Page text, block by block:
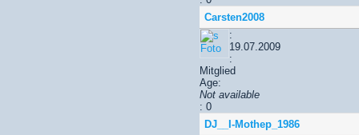
Carsten2008
:
19.07.2009
:
Mitglied
Age:
Not available
: 0
DJ__I-Mothep_1986